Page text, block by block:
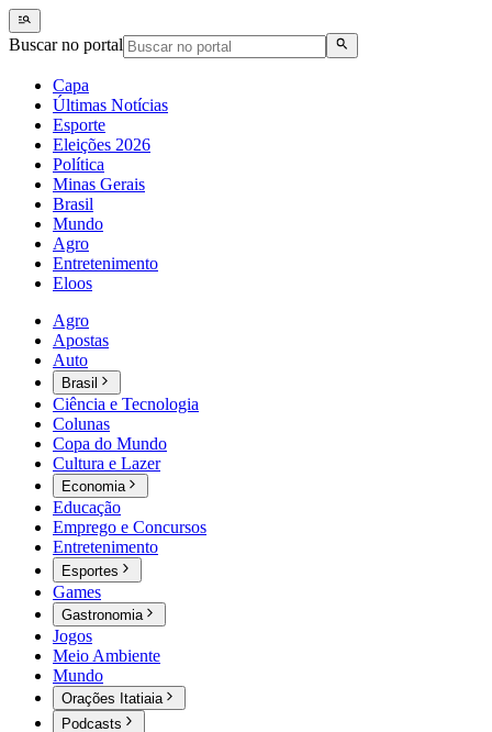
Buscar no portal
Capa
Últimas Notícias
Esporte
Eleições 2026
Política
Minas Gerais
Brasil
Mundo
Agro
Entretenimento
Eloos
Agro
Apostas
Auto
Brasil
Ciência e Tecnologia
Colunas
Copa do Mundo
Cultura e Lazer
Economia
Educação
Emprego e Concursos
Entretenimento
Esportes
Games
Gastronomia
Jogos
Meio Ambiente
Mundo
Orações Itatiaia
Podcasts